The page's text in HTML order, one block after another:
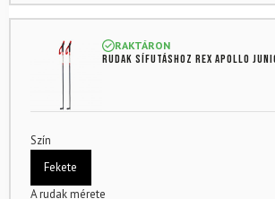
RAKTÁRON
Rudak sífutáshoz REX Apollo
Szín
Fekete
A rudak mérete